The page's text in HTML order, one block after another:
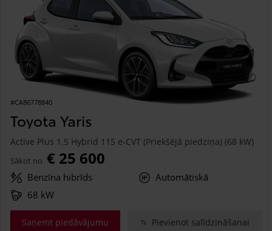
#CA86778840
Toyota Yaris
Active Plus 1.5 Hybrid 115 e-CVT (Priekšējā piedziņa) (68 kW)
Sākot no € 25 600
Benzīna hibrīds
Automātiskā
68 kW
Saņemt piedāvājumu Pievienot salīdzināšanai